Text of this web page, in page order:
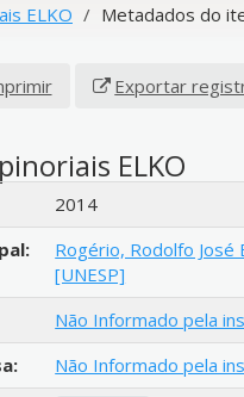
ELKO Metadados do
Exportar
ELKO
2014
Rogério, Rodolfo José
[UNESP]
Não Informado pela
Não Informado pela